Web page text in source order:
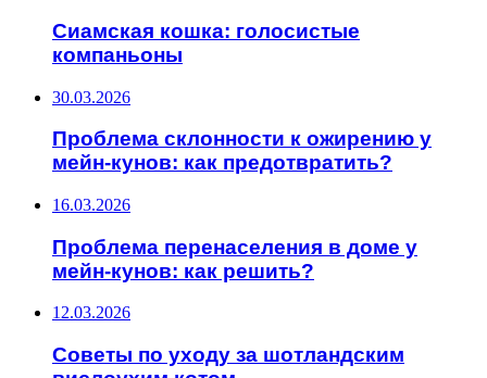
Сиамская кошка: голосистые
компаньоны
30.03.2026
Проблема склонности к ожирению у
мейн-кунов: как предотвратить?
16.03.2026
Проблема перенаселения в доме у
мейн-кунов: как решить?
12.03.2026
Советы по уходу за шотландским